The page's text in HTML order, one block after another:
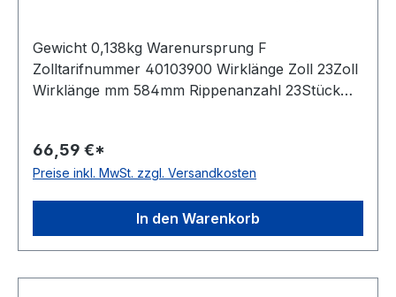
Gewicht 0,138kg Warenursprung F
Zolltarifnummer 40103900 Wirklänge Zoll 23Zoll
Wirklänge mm 584mm Rippenanzahl 23Stück
Neoprene Zugstrang Polyester Rippenabstand
2,34mm Höhe 3,3mm
66,59 €*
Preise inkl. MwSt. zzgl. Versandkosten
In den Warenkorb